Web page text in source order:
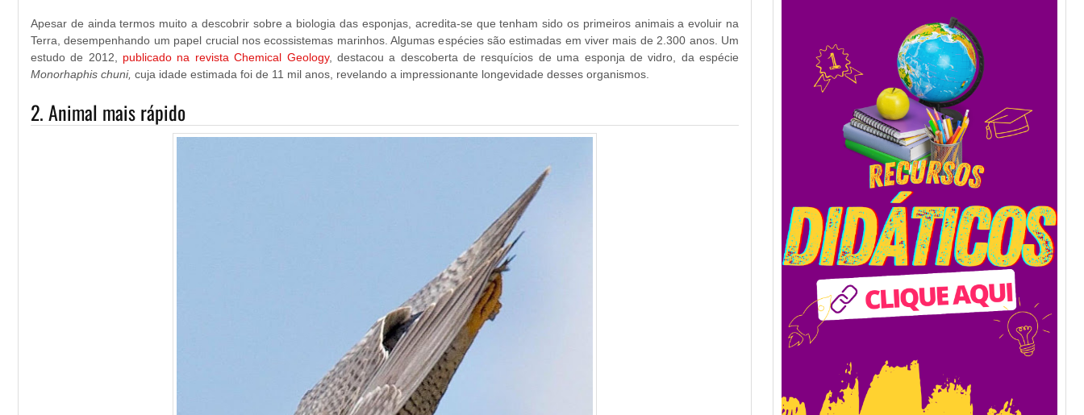
Apesar de ainda termos muito a descobrir sobre a biologia das esponjas, acredita-se que tenham sido os primeiros animais a evoluir na
Terra, desempenhando um papel crucial nos ecossistemas marinhos. Algumas espécies são estimadas em viver mais de 2.300 anos. Um
estudo de 2012, publicado na revista Chemical Geology, destacou a descoberta de resquícios de uma esponja de vidro, da espécie
Monorhaphis chuni, cuja idade estimada foi de 11 mil anos, revelando a impressionante longevidade desses organismos.
2. Animal mais rápido